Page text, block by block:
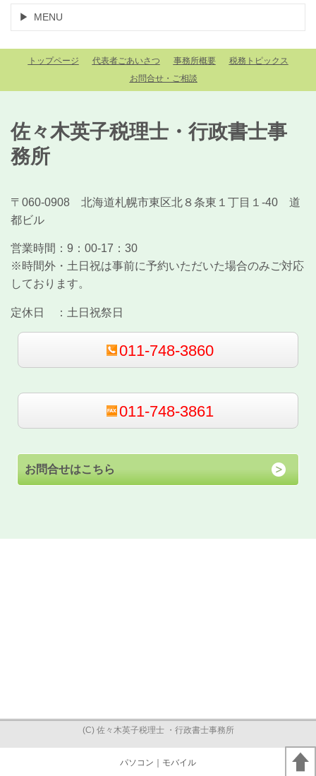
MENU
トップページ 代表者ごあいさつ 事務所概要
税務トピックス
お問合せ・ご相談
佐々木英子税理士・行政書士事
務所
〒060-0908 北海道札幌市東区北８条東１丁目１-40 道
都ビル
営業時間： 9：00-17：30
※時間外・土日祝は事前に予約いただいた場合のみご対応
しております。
定休日 ： 土日祝祭日
011-748-3860
011-748-3861
お問合せはこちら
(C) 佐々木英子税理士 ・行政書士事務所
パソコン ｜モバイル